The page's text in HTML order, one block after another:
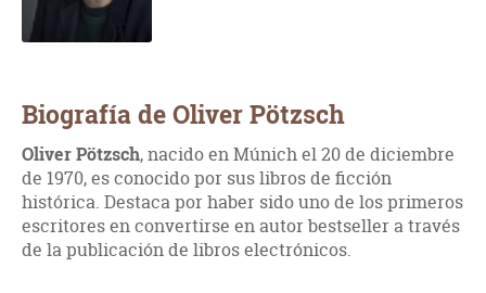
Biografía de Oliver Pötzsch
Oliver Pötzsch, nacido en Múnich el 20 de diciembre
de 1970, es conocido por sus libros de ficción
histórica. Destaca por haber sido uno de los primeros
escritores en convertirse en autor bestseller a través
de la publicación de libros electrónicos.